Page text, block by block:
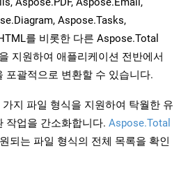
Aspose.Tasks,
를 비롯한 다른 Aspose.Total
지원하여 애플리케이션 전반에서
포괄적으로 변환할 수 있습니다.
지 파일 형식을 지원하여 탁월한 유
작업을 간소화합니다. Aspose.Total
되는 파일 형식의 전체 목록을 확인